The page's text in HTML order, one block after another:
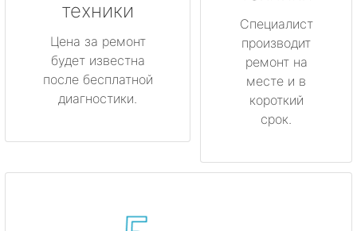
техники
Цена за ремонт
будет известна
после бесплатной
диагностики.
Специалист
производит
ремонт на
месте и в
короткий
срок.